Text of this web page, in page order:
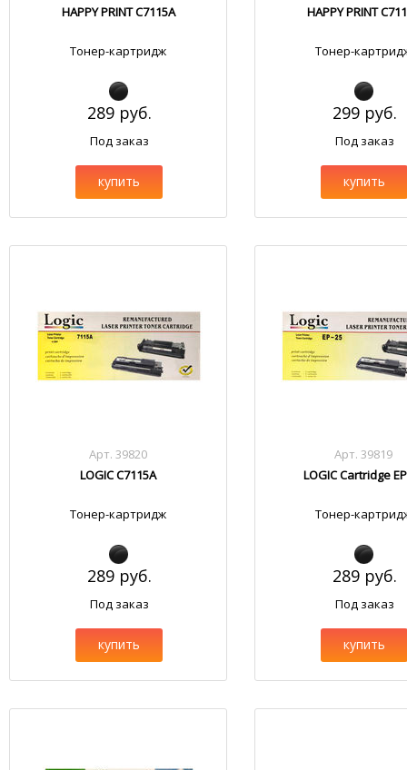
HAPPY PRINT C7115A
Тонер-картридж
289 руб.
Под заказ
купить
HAPPY PRINT
Тонер-
299 руб.
Под заказ
купить
Арт. 39820
LOGIC C7115A
Тонер-картридж
289 руб.
Под заказ
купить
Арт. 39819
LOGIC Cartridge
Тонер-
289 руб.
Под заказ
купить